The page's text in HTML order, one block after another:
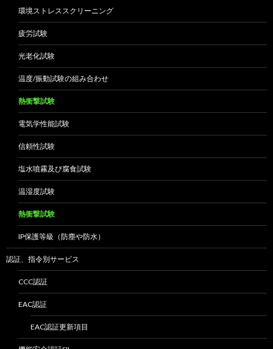
環境ストレススクリーニング
疲労試験
光老化試験
温度/振動試験の組み合わせ
熱衝撃試験
電気学性能試験
信頼性試験
塩水噴霧及び腐食試験
温湿度試験
熱衝撃試験
IP保護等級（防塵や防水）
認証、指令別サービス
CCC認証
EAC認証
EAC認証更新項目